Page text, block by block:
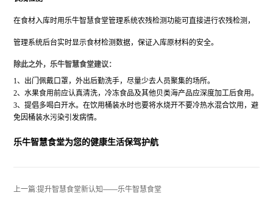
在食材入库时用乐牛智慧食堂管理系统农残检测功能可直接进行农残检测，
管理系统后台实时显示食材检测数据，保证入库原材料的安全。
除此之外， 乐牛智慧食堂建议：
1、出门佩戴口罩，外出后勤洗手，尽量少去人员聚集的场所。
2、水果食用前应认真清洗，冷冻食品及其他贝类海产品应深度加工后食用。
3、提倡多喝白开水。在饮用桶装水时也要将水烧开不要冷热水混合饮用，避
免因桶装水污染引发病情。
乐牛智慧食堂为您的健康生活保驾护航
上一篇:提升智慧食堂新认知——乐牛智慧食堂